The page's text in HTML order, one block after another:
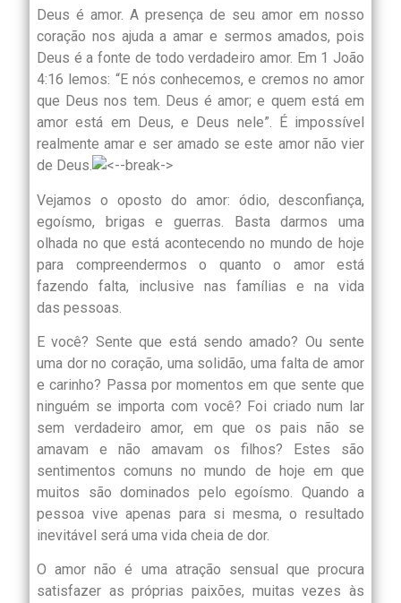
Deus é amor. A presença de seu amor em nosso
coração nos ajuda a amar e sermos amados, pois
Deus é a fonte de todo verdadeiro amor. Em 1 João
4:16 lemos: “E nós conhecemos, e cremos no amor
que Deus nos tem. Deus é amor; e quem está em
amor está em Deus, e Deus nele”. É impossível
realmente amar e ser amado se este amor não vier
de Deus.
Vejamos o oposto do amor: ódio, desconfiança,
egoísmo, brigas e guerras. Basta darmos uma
olhada no que está acontecendo no mundo de hoje
para compreendermos o quanto o amor está
fazendo falta, inclusive nas famílias e na vida
das pessoas.
E você? Sente que está sendo amado? Ou sente
uma dor no coração, uma solidão, uma falta de amor
e carinho? Passa por momentos em que sente que
ninguém se importa com você? Foi criado num lar
sem verdadeiro amor, em que os pais não se
amavam e não amavam os filhos? Estes são
sentimentos comuns no mundo de hoje em que
muitos são dominados pelo egoísmo. Quando a
pessoa vive apenas para si mesma, o resultado
inevitável será uma vida cheia de dor.
O amor não é uma atração sensual que procura
satisfazer as próprias paixões, muitas vezes às